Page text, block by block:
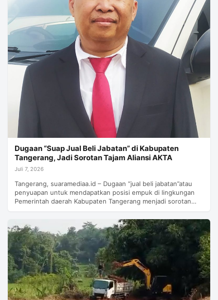
Dugaan “Suap Jual Beli Jabatan” di Kabupaten
Tangerang, Jadi Sorotan Tajam Aliansi AKTA
Juli 7, 2026
Tangerang, suaramediaa.id – Dugaan “jual beli jabatan”atau
penyuapan untuk mendapatkan posisi empuk di lingkungan
Pemerintah daerah Kabupaten Tangerang menjadi sorotan…